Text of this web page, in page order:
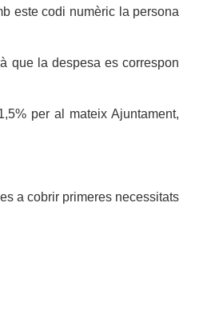
este codi numèric la persona
que la despesa es correspon
per al mateix Ajuntament,
a cobrir primeres necessitats